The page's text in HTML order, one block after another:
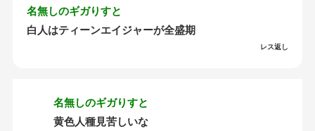
名無しのギガりすと
白人はティーンエイジャーが全盛期
レス返し
名無しのギガりすと
黄色人種見苦しいな